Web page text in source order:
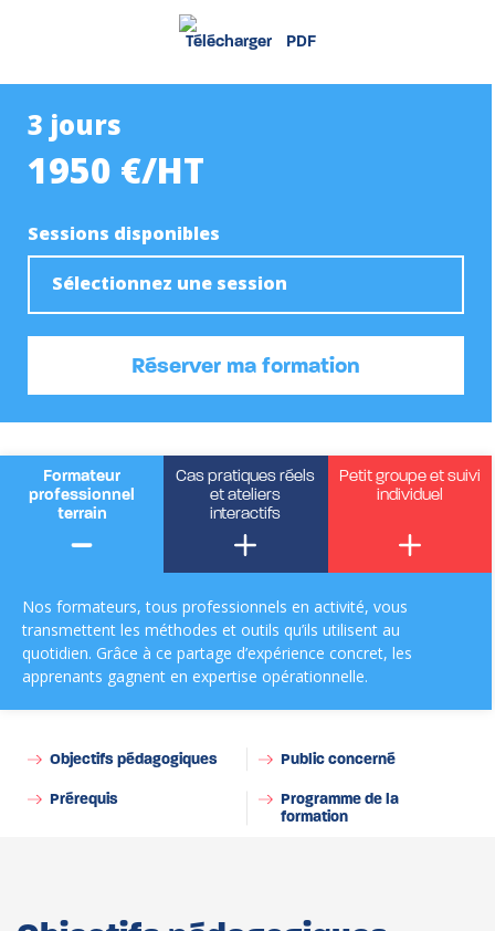
PDF
3 jours
1950 €/HT
Sessions disponibles
Sélectionnez une session
Réserver ma formation
Formateur
professionnel
terrain
Cas pratiques réels
et ateliers
interactifs
Petit groupe et suivi
individuel
Nos formateurs, tous professionnels en activité, vous
transmettent les méthodes et outils qu’ils utilisent au
quotidien. Grâce à ce partage d’expérience concret, les
apprenants gagnent en expertise opérationnelle.
Intégrer l’IA dans vos processus de test – Niveau
intermédiaire
Objectifs pédagogiques Public concerné
Prérequis
Programme de la
formation